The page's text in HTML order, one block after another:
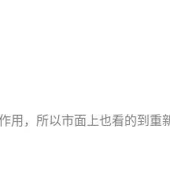
用，所以市面上也看的到重